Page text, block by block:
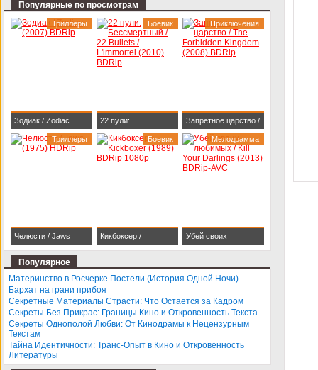
Популярные по просмотрам
Зодиак / Zodiac
(2007) BDRip
Триллеры
22 пули:
Бессмертный / 22
Bullets / L'immortel
Боевик
Запретное царство /
The Forbidden
Kingdom (2008)
Приключения
Челюсти / Jaws
(1975) HDRip
Триллеры
Кикбоксер /
Боевик
Убей своих
Darlings (2013)
Мелодрамма
Популярное
Материнство в Росчерке Постели (История Одной Ночи)
Бархат на грани прибоя
Секретные Материалы Страсти: Что Остается за Кадром
Секреты Без Прикрас: Границы Кино и Откровенность Текста
Секреты Однополой Любви: От Кинодрамы к Нецензурным
Текстам
Тайна Идентичности: Транс-Опыт в Кино и Откровенность
Литературы